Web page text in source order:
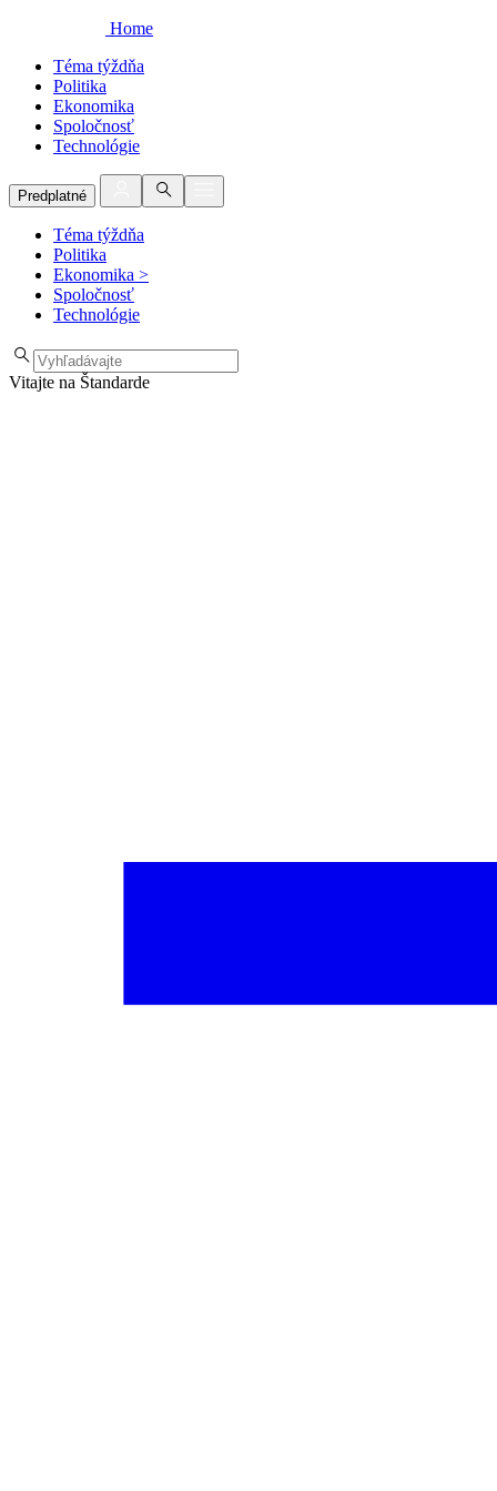
Home
Téma týždňa
Politika
Ekonomika
Spoločnosť
Technológie
Predplatné
Téma týždňa
Politika
Ekonomika >
Spoločnosť
Technológie
Vitajte na Štandarde